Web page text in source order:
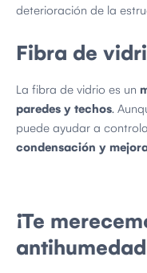
deterioración de la
Fibra de
La fibra de vidrio es un
paredes y techos.
puede ayudar a
condensación y
¡Te